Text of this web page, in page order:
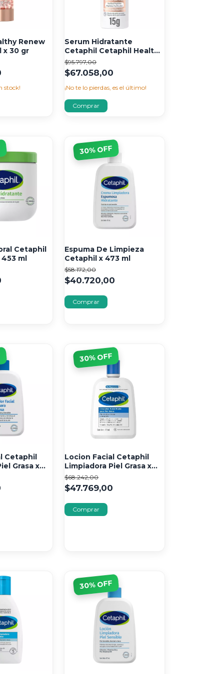
Renew
x 30 gr
stock!
Serum Hidratante
Cetaphil Cetaphil Healthy
Renew x 15 ml
$67.058,00
$95.797,00
¡No te lo pierdas, es el último!
Cetaphil
ml
Espuma De Limpieza
Cetaphil x 473 ml
$40.720,00
$58.172,00
30% OFF
Cetaphil
Grasa x
Locion Facial Cetaphil
Limpiadora Piel Grasa x
473 ml
$47.769,00
$68.242,00
30% OFF
30% OFF